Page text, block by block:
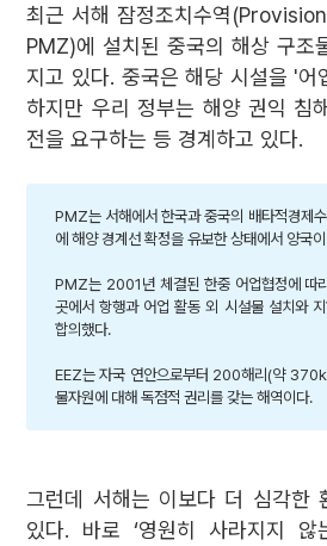
최근 서해 잠정조치수역
PMZ)에 설치된 중국의 해상 구조
지고 있다. 중국은 해당 시설을 '어
하지만 우리 정부는 해양 권익 침
전을 요구하는 등 경계하고 있다.
PMZ는 서해에서 한국과 중국의 배타적경제
에 해양 경계선 확정을 유보한 상태에서 양국
PMZ는 2001년 체결된 한중 어업협정에 따
곳에서 항행과 어업 활동 외 시설물 설치와
합의했다.
EEZ는 자국 연안으로부터 200해리(약
물자원에 대해 독점적 권리를 갖는 해역이다.
그런데 서해는 이보다 더 심각한
있다. 바로 ‘영원히 사라지지 않